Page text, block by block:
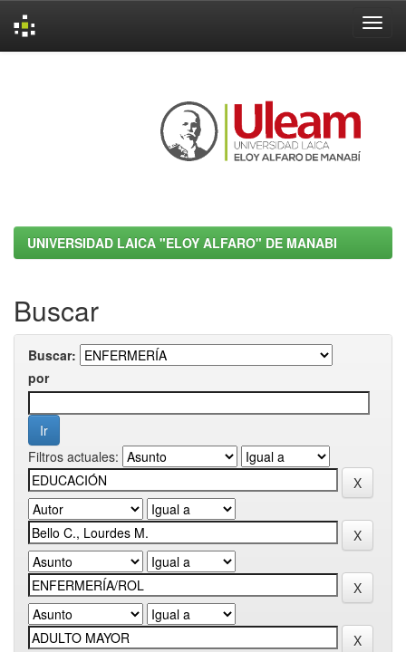
UNIVERSIDAD LAICA "ELOY ALFARO" DE MANABI
Buscar
Buscar:
por
Filtros actuales: